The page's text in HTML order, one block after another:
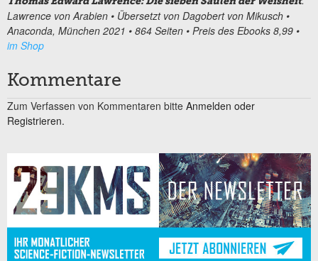
Lawrence von Arabien • Übersetzt von Dagobert von Mikusch •
Anaconda, München 2021 • 864 Seiten • Preis des Ebooks 8,99 •
im Shop
Kommentare
Zum Verfassen von Kommentaren bitte Anmelden oder
Registrieren.